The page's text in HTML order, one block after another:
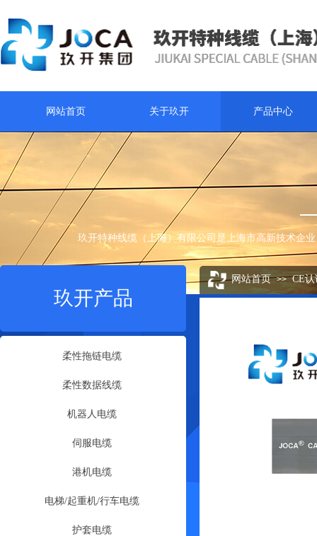
网站首页 关于玖开 产品中心
网站首页 >> CE
玖开特种线缆（上海）有限公司是上海市高新技术企
玖开产品
柔性拖链电缆
柔性数据线缆
机器人电缆
伺服电缆
港机电缆
电梯/起重机/行车电缆
护套电缆